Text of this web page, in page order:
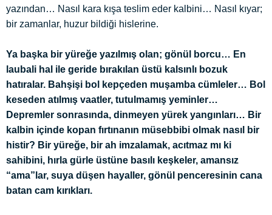
yazından… Nasıl kara kışa teslim eder kalbini… Nasıl kıyar;
bir zamanlar, huzur bildiği hislerine.
Ya başka bir yüreğe yazılmış olan; gönül borcu… En
laubali hal ile geride bırakılan üstü kalsınlı bozuk
hatıralar. Bahşişi bol kepçeden muşamba cümleler… Bol
keseden atılmış vaatler, tutulmamış yeminler…
Depremler sonrasında, dinmeyen yürek yangınları… Bir
kalbin içinde kopan fırtınanın müsebbibi olmak nasıl bir
histir? Bir yüreğe, bir ah imzalamak, acıtmaz mı ki
sahibini, hırla gürle üstüne basılı keşkeler, amansız
“ama”lar, suya düşen hayaller, gönül penceresinin cana
batan cam kırıkları.